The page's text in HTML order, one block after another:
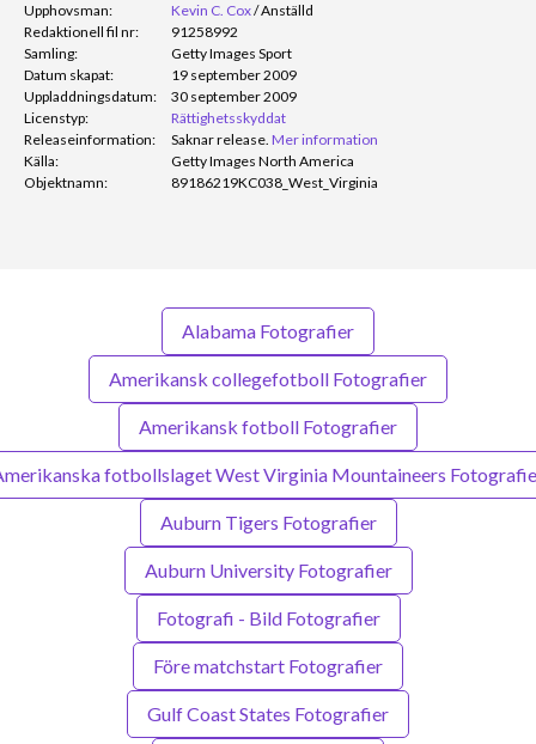
Upphovsman:
Kevin C. Cox/Anställd
Redaktionell fil nr:
91258992
Samling:
Getty Images Sport
Datum skapat:
19 september 2009
Uppladdningsdatum:
30 september 2009
Licenstyp:
Rättighetsskyddat
Releaseinformation:
Saknar release. Mer information
Källa:
Getty Images North America
Objektnamn:
89186219KC038_West_Virginia
Alabama Fotografier
Amerikansk collegefotboll Fotografier
Amerikansk fotboll Fotografier
fotbollslaget West Virginia Mountaineers
Auburn Tigers Fotografier
Auburn University Fotografier
Fotografi - Bild Fotografier
Före matchstart Fotografier
Gulf Coast States Fotografier